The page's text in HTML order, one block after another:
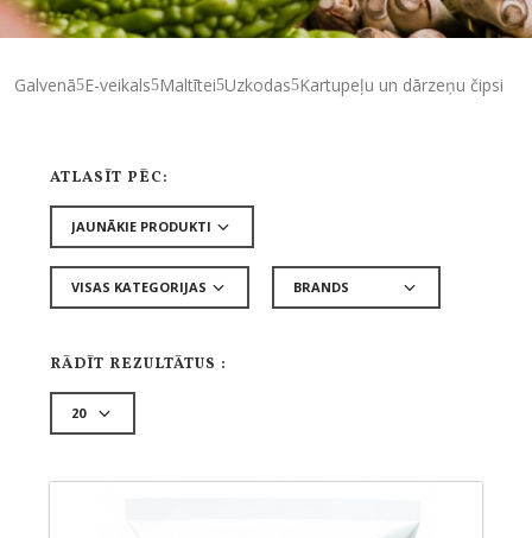
Galvenā E-veikals Maltītei Uzkodas Kartupeļu un dārzeņu čipsi
ATLASĪT PĒC:
RĀDĪT REZULTĀTUS :